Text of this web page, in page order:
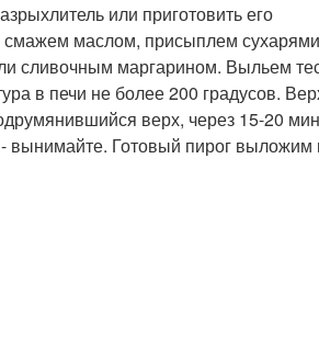
или приготовить его
смажем маслом, присыплем
сливочным маргарином. Выльем
в печи не более 200 градусов.
верх, через 15-20
- вынимайте. Готовый пирог выложим